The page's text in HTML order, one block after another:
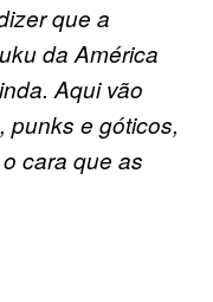
que a
da América
Aqui vão
punks e góticos,
cara que as